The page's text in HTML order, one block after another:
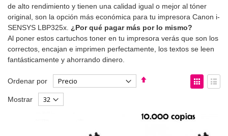
de alto rendimiento y tienen una calidad igual o mejor al tóner
original, son la opción más económica para tu impresora Canon i-
SENSYS LBP325x. ¿Por qué pagar más por lo mismo?
Al poner estos cartuchos toner en tu impresora verás que son los
correctos, encajan e imprimen perfectamente, los textos se leen
fantásticamente y ahorrando dinero.
Ordenar por
Fijar
Ver
como
Mostrar